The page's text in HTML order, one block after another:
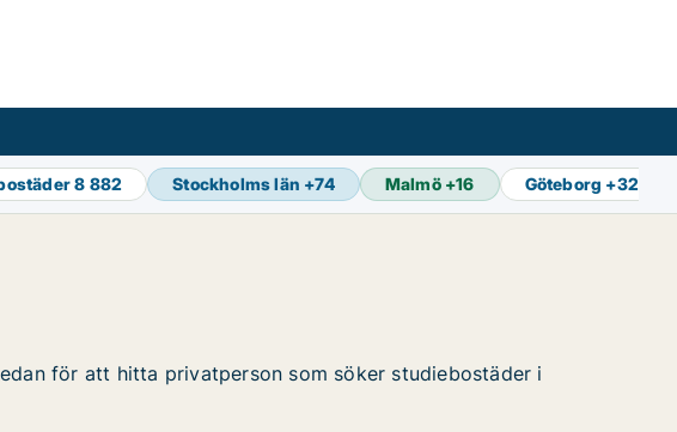
8 882 Stockholms län +74 Malmö+16 Göteborg +32
för att hitta privatperson som söker studiebostäder i